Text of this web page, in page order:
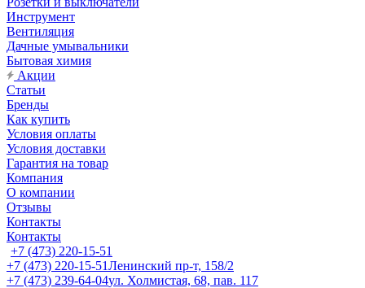
Инструмент
Вентиляция
Дачные умывальники
Бытовая химия
Акции
Статьи
Бренды
Как купить
Условия оплаты
Условия доставки
Гарантия на товар
Компания
О компании
Отзывы
Контакты
Контакты
+7 (473) 220-15-51
+7 (473) 220-15-51Ленинский пр-т, 158/2
+7 (473) 239-64-04ул. Холмистая, 68, пав. 117